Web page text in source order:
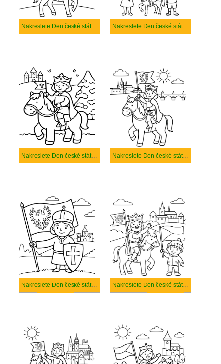
Nakreslete Den české státnosti prostý tisknutelné Nakreslete Den české státnosti prostý
Nakreslete Den české státnosti snadný tisknutelné Nakreslete Den české státnosti snadný
Nakreslete Den české státnosti tisknutelné pro děti Nakreslete Den české státnosti tisknutelné